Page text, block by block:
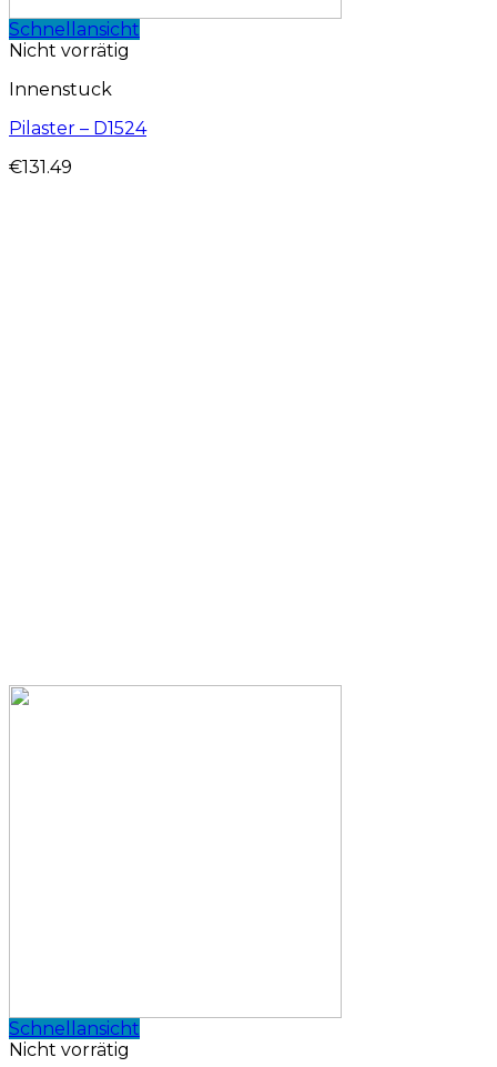
Schnellansicht
Nicht vorrätig
Innenstuck
Pilaster – D1524
€131.49
Schnellansicht
Nicht vorrätig